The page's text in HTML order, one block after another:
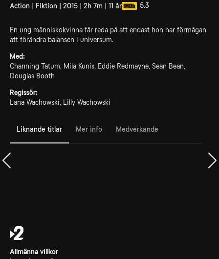
Action | Fiktion | 2015 | 2h 7m | 11 år 5.3
En ung människokvinna får reda på att endast hon har förmågan
att förändra balansen i universum.
Med:
Channing Tatum, Mila Kunis, Eddie Redmayne, Sean Bean,
Douglas Booth
Regissör:
Lana Wachowski, Lilly Wachowski
Liknande titlar Mer info Medverkande
Allmänna villkor